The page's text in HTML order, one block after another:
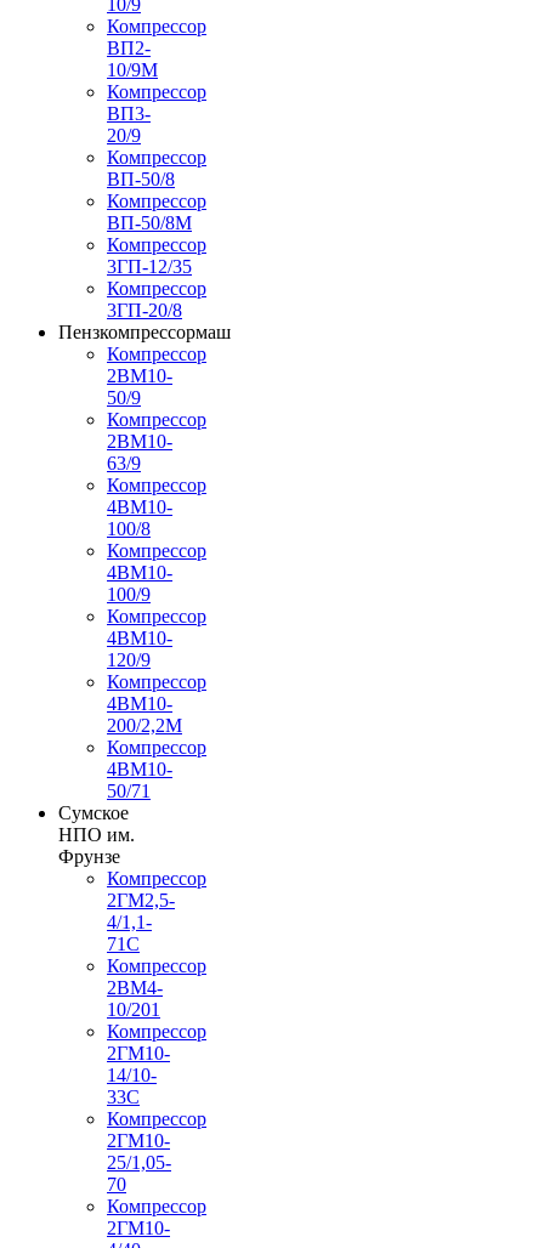
Компрессор
ВП2-
10/9М
Компрессор
ВП3-
20/9
Компрессор
ВП-50/8
Компрессор
ВП-50/8М
Компрессор
3ГП-12/35
Компрессор
3ГП-20/8
Пензкомпрессормаш
Компрессор
2ВМ10-
50/9
Компрессор
2ВМ10-
63/9
Компрессор
4ВМ10-
100/8
Компрессор
4ВМ10-
100/9
Компрессор
4ВМ10-
120/9
Компрессор
4ВМ10-
200/2,2М
Компрессор
4ВМ10-
50/71
Сумское
НПО им.
Фрунзе
Компрессор
2ГМ2,5-
4/1,1-
71С
Компрессор
2ВМ4-
10/201
Компрессор
2ГМ10-
14/10-
33С
Компрессор
2ГМ10-
25/1,05-
70
Компрессор
2ГМ10-